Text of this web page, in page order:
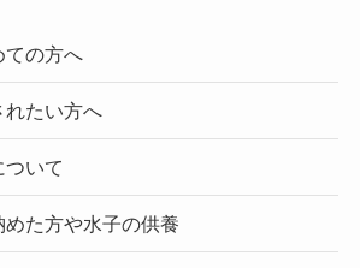
の方へ
れたい方へ
いて
た方や水子の供養